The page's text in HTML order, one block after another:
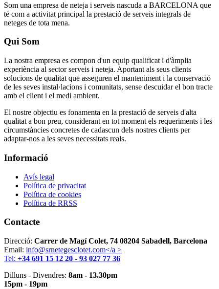
Som una empresa de neteja i serveis nascuda a BARCELONA que
té com a activitat principal la prestació de serveis integrals de
neteges de tota mena.
Qui Som
La nostra empresa es compon d'un equip qualificat i d'àmplia
experiència al sector serveis i neteja. Aportant als seus clients
solucions de qualitat que asseguren el manteniment i la conservació
de les seves instal·lacions i comunitats, sense descuidar el bon tracte
amb el client i el medi ambient.
El nostre objectiu es fonamenta en la prestació de serveis d'alta
qualitat a bon preu, considerant en tot moment els requeriments i les
circumstàncies concretes de cadascun dels nostres clients per
adaptar-nos a les seves necessitats reals.
Informació
Avís legal
Política de privacitat
Política de cookies
Política de RRSS
Contacte
Direcció: Carrer de Magí Colet, 74 08204 Sabadell, Barcelona
Email: info@srnetegesclotet.com</a >
Tel: +34 691 15 12 20 - 93 027 77 36
Dilluns - Divendres: 8am - 13.30pm
15pm - 19pm